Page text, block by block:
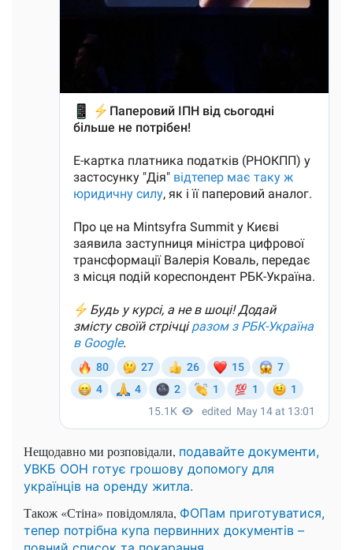
Нещодавно ми розповідали, подавайте документи,
УВКБ ООН готує грошову допомогу для
українців на оренду житла.
Також «Стіна» повідомляла, ФОПам приготуватися,
тепер потрібна купа первинних документів –